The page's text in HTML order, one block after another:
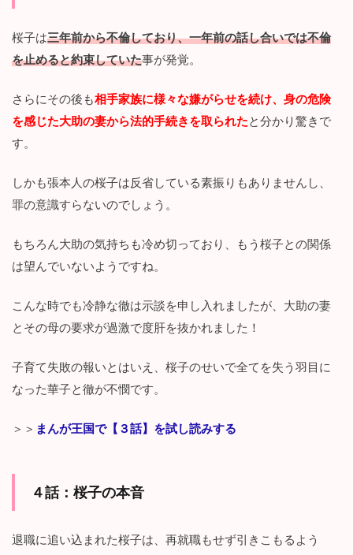
桜子は三年前から不倫しており、一年前の話し合いでは不倫
を止めると約束していた事が発覚。
さらにその後も相手家族に様々な嫌がらせを続け、身の危険
を感じた大助の妻から法的手続きを取られたと分かり驚きで
す。
しかも張本人の桜子は反省している素振りもありませんし、
罪の意識すらないのでしょう。
もちろん大助の気持ちも冷め切っており、もう桜子との関係
は望んでいないようですね。
こんな時でも冷静な徹は示談を申し入れましたが、大助の妻
とその母の要求が過激で度肝を抜かれました！
子育て失敗の報いとはいえ、桜子のせいで全てを失う羽目に
なった華子と徹が不憫です。
＞＞ まんが王国で【３話】を試し読みする
４話： 桜子の本音
退職に追い込まれた桜子は、再就職もせず引きこもるよう